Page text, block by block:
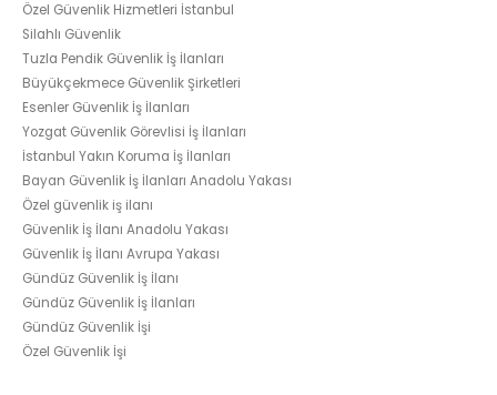
Özel Güvenlik Hizmetleri İstanbul
Silahlı Güvenlik
Tuzla Pendik Güvenlik İş İlanları
Büyükçekmece Güvenlik Şirketleri
Esenler Güvenlik İş İlanları
Yozgat Güvenlik Görevlisi İş İlanları
İstanbul Yakın Koruma İş İlanları
Bayan Güvenlik İş İlanları Anadolu Yakası
Özel güvenlik iş ilanı
Güvenlik İş İlanı Anadolu Yakası
Güvenlik İş İlanı Avrupa Yakası
Gündüz Güvenlik İş İlanı
Gündüz Güvenlik İş İlanları
Gündüz Güvenlik İşi
Özel Güvenlik İşi